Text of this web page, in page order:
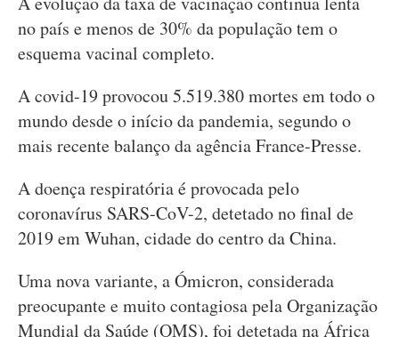
no país e menos de 30% da população tem o
esquema vacinal completo.
A covid-19 provocou 5.519.380 mortes em todo o
mundo desde o início da pandemia, segundo o
mais recente balanço da agência France-Presse.
A doença respiratória é provocada pelo
coronavírus SARS-CoV-2, detetado no final de
2019 em Wuhan, cidade do centro da China.
Uma nova variante, a Ómicron, considerada
preocupante e muito contagiosa pela Organização
Mundial da Saúde (OMS), foi detetada na África